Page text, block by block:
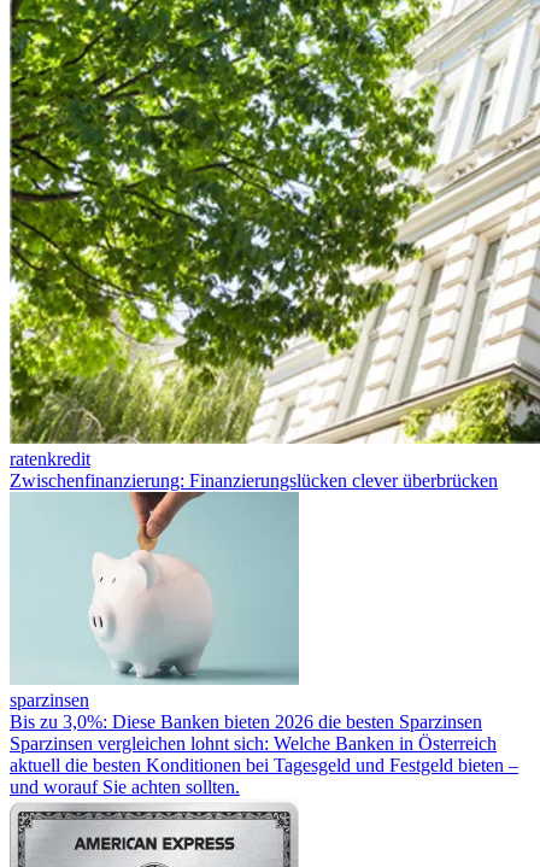
ratenkredit
Zwischenfinanzierung: Finanzierungslücken clever überbrücken
sparzinsen
Bis zu 3,0%: Diese Banken bieten 2026 die besten Sparzinsen
Sparzinsen vergleichen lohnt sich: Welche Banken in Österreich
aktuell die besten Konditionen bei Tagesgeld und Festgeld bieten –
und worauf Sie achten sollten.